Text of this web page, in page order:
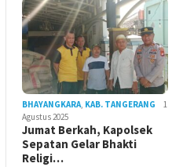
BHAYANGKARA, KAB. TANGERANG
1
Agustus 2025
Jumat Berkah, Kapolsek
Sepatan Gelar Bhakti
Religi…